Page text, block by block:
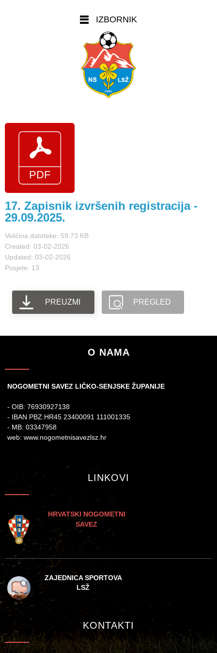
IZBORNIK
17. Zapisnik izvršenih registracija -
29.09.2025.
Veličina datoteke: 59.73 KB
Created: 03-02-2026
Updated: 03-02-2026
Posjete: 13
PREUZMI PREGLED
O NAMA
NOGOMETNI SAVEZ LIČKO-SENJSKE ŽUPANIJE
- OIB: 76930927138
- IBAN PBZ:HR45 23400091 111001335
- MB: 03347958
web: www.nogometnisavezlsz.hr
LINKOVI
HRVATSKI NOGOMETNI
SAVEZ
ZAJEDNICA SPORTOVA
LSŽ
KONTAKTI